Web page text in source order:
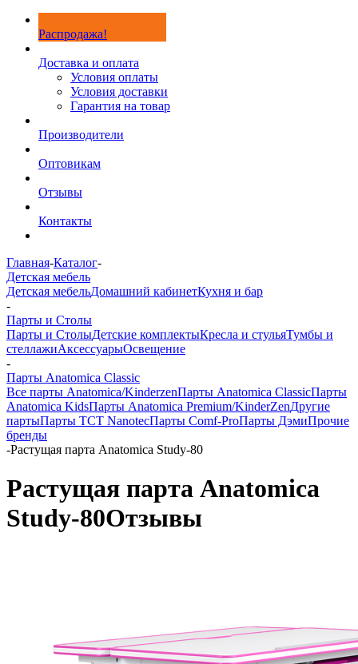
Распродажа!
Доставка и оплата
Условия оплаты
Условия доставки
Гарантия на товар
Производители
Оптовикам
Отзывы
Контакты
Главная-Каталог-
Детская мебель
Детская мебельДомашний кабинетКухня и бар
-
Парты и Столы
Парты и СтолыДетские комплектыКресла и стульяТумбы и
стеллажиАксессуарыОсвещение
-
Парты Anatomica Classic
Все парты Anatomica/KinderzenПарты Anatomica ClassicПарты
Anatomica KidsПарты Anatomica Premium/KinderZenДругие
партыПарты TCT NanotecПарты Comf-ProПарты ДэмиПрочие
бренды
-Растущая парта Anatomica Study-80
Растущая парта Anatomica
Study-80Отзывы